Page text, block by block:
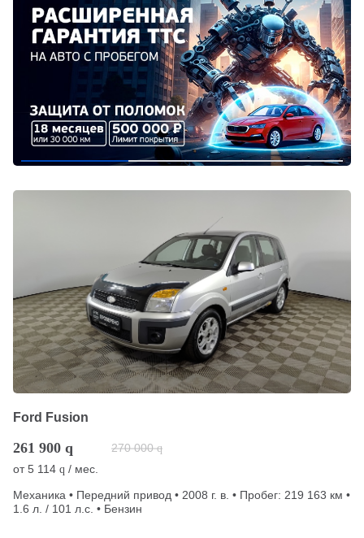
Ford Fusion
261 900 q 270 000 q
от5 114 q / мес.
Механика • Передний привод • 2008 г. в. • Пробег: 219 163 км •
1.6 л. / 101 л.с. • Бензин